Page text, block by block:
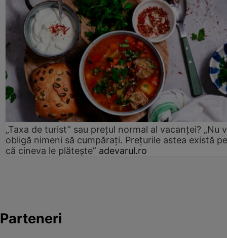
„Taxa de turist” sau prețul normal al vacanței? „Nu
obligă nimeni să cumpărați. Prețurile astea există
că cineva le plătește” adevarul.ro
Parteneri